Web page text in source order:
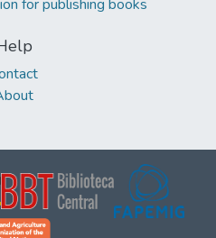
for publishing books